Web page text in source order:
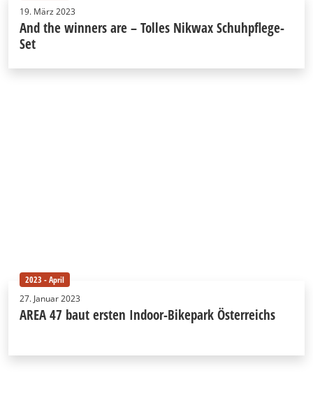
19. März 2023
And the winners are – Tolles Nikwax Schuhpflege-
Set
2023 - April
27. Januar 2023
AREA 47 baut ersten Indoor-Bikepark Österreichs